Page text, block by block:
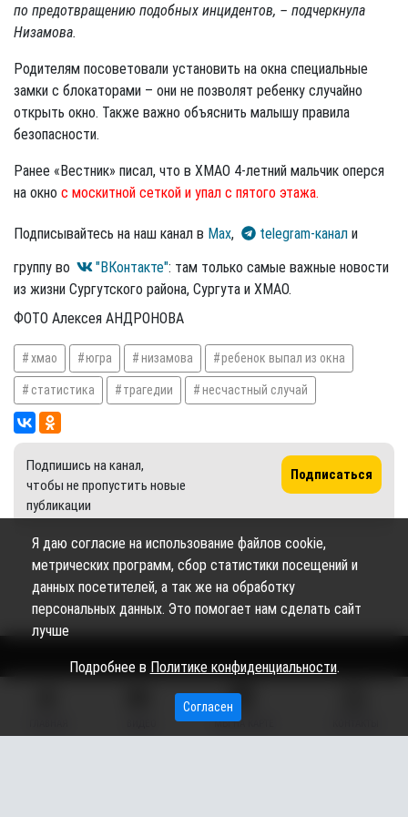
по предотвращению подобных инцидентов, – подчеркнула
Низамова.
Родителям посоветовали установить на окна специальные
замки с блокаторами – они не позволят ребенку случайно
открыть окно. Также важно объяснить малышу правила
безопасности.
Ранее «Вестник» писал, что в ХМАО 4-летний мальчик оперся
на окно с москитной сеткой и упал с пятого этажа.
Подписывайтесь на наш канал в Max, telegram-канал и
группу во
"ВКонтакте": там только самые важные новости
из жизни Сургутского района, Сургута и ХМАО.
ФОТО Алексея АНДРОНОВА
хмао югра низамова ребенок выпал из окна
статистика трагедии несчастный случай
Подпишись на канал,
чтобы не пропустить новые
публикации
Подписаться
Сетевое издание «Вестник Сургутского района» (16+)
Сетевое издание Вестник - Новости Сургутского
©
МЫ НА КАРТЕ
Я даю согласие на использование файлов cookie,
метрических программ, сбор статистики посещений и
данных посетителей, а так же на обработку
персональных данных. Это помогает нам сделать сайт
лучше
Подробнее в Политике конфиденциальности.
Согласен